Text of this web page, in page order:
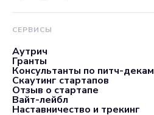
СЕРВИСЫ
Аутрич
Гранты
Консультанты по питч-декам
Скаутинг стартапов
Отзыв о стартапе
Вайт-лейбл
Наставничество и трекинг